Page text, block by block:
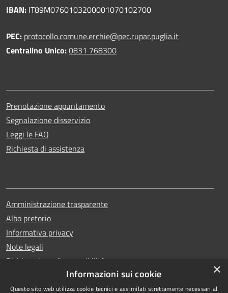
IBAN: IT89M0760103200001070102700
PEC: protocollo.comune.erchie@pec.rupar.puglia.it
Centralino Unico:0831 768300
Prenotazione appuntamento
Segnalazione disservizio
Leggi le FAQ
Richiesta di assistenza
Amministrazione trasparente
Albo pretorio
Informativa privacy
Note legali
Dichiarazione di accessibilità
×
Informazioni sui cookie
Questo sito web utilizza cookie tecnici e assimilati strettamente necessari al